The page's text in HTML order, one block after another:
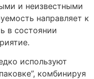
и неизвестными
направляет к
в состоянии
используют
комбинируя